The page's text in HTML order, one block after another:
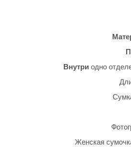
Внутри одно
Женская